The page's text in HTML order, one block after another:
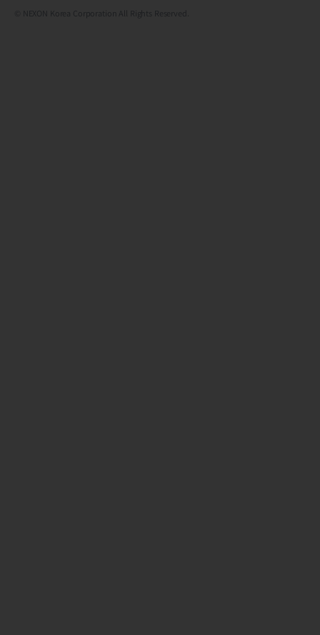
© NEXON Korea Corporation All Rights Reserved.